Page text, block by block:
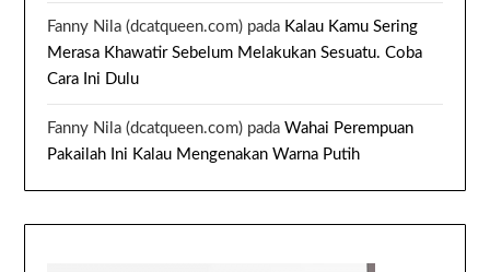
Fanny Nila (dcatqueen.com) pada Kalau Kamu Sering
Merasa Khawatir Sebelum Melakukan Sesuatu. Coba
Cara Ini Dulu
Fanny Nila (dcatqueen.com) padaWahai Perempuan
Pakailah Ini Kalau Mengenakan Warna Putih